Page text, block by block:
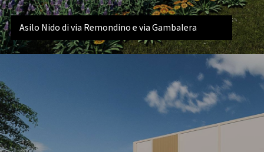
Asilo Nido di via Remondino e via Gambalera